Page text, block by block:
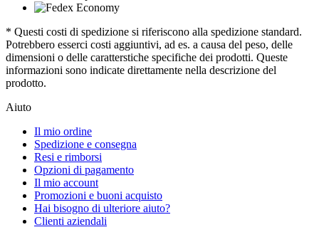
* Questi costi di spedizione si riferiscono alla spedizione standard.
Potrebbero esserci costi aggiuntivi, ad es. a causa del peso, delle
dimensioni o delle caratterstiche specifiche dei prodotti. Queste
informazioni sono indicate direttamente nella descrizione del
prodotto.
Aiuto
Il mio ordine
Spedizione e consegna
Resi e rimborsi
Opzioni di pagamento
Il mio account
Promozioni e buoni acquisto
Hai bisogno di ulteriore aiuto?
Clienti aziendali